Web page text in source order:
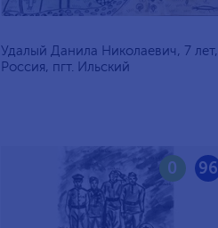
Удалый Данила Николаевич, 7 лет,
Россия, пгт. Ильский
96
0